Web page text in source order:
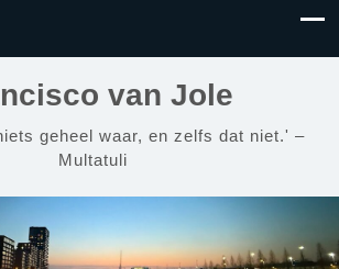
van Jole
geheel waar, en zelfs dat niet.' –
Multatuli